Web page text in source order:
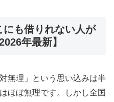
も借りれない人が
年最新】
無理」という思い込みは半
ほぼ無理です。しかし全国